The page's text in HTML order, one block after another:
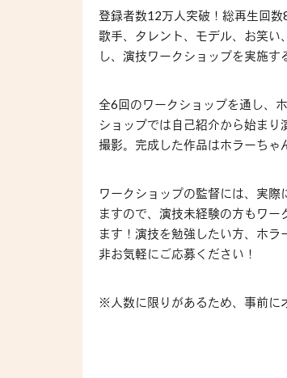
登録者数12万人突破！総再生回数
歌手、タレント、モデル、お笑い
し、演技ワークショップを実施す
全6回のワークショップを通し、
ショップでは自己紹介から始ま
撮影。完成した作品はホラーちゃ
ワークショップの監督には、実際
ますので、演技未経験の方もワ
ます！演技を勉強したい方、ホ
非お気軽にご応募ください！
※人数に限りがあるため、事前に